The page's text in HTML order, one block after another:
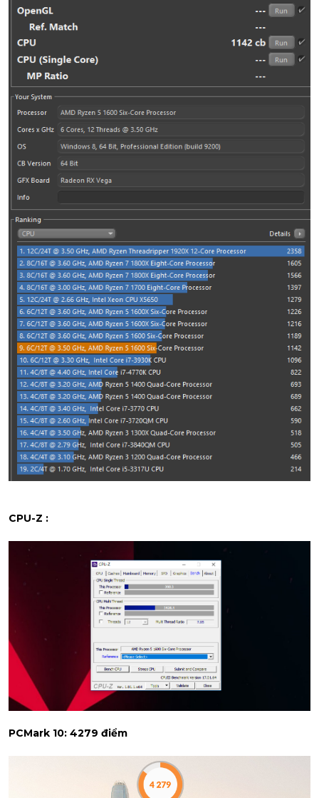
CPU-Z :
PCMark 10: 4279 điểm